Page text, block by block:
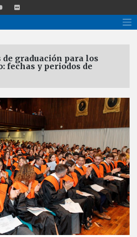
graduación para los
fechas y periodos de